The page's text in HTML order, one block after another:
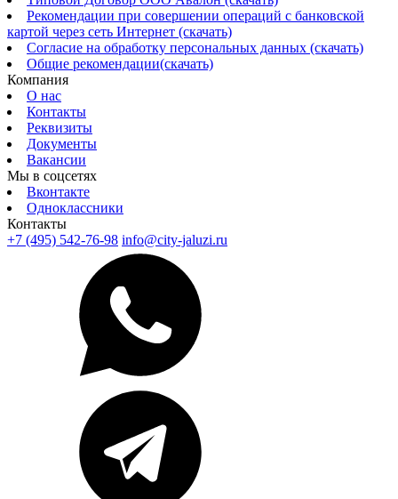
Рекомендации при совершении операций с банковской
картой через сеть Интернет (скачать)
Согласие на обработку персональных данных (скачать)
Общие рекомендации(скачать)
Компания
О нас
Контакты
Реквизиты
Документы
Вакансии
Мы в соцсетях
Вконтакте
Одноклассники
Контакты
+7 (495) 542-76-98 info@city-jaluzi.ru